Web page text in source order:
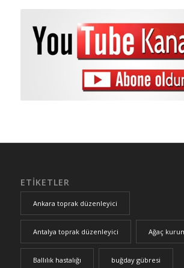
ETIKETLER
Ankara toprak düzenleyici
Antalya toprak düzenleyici Ağaç
Ballılık hastalığı buğday gübresi